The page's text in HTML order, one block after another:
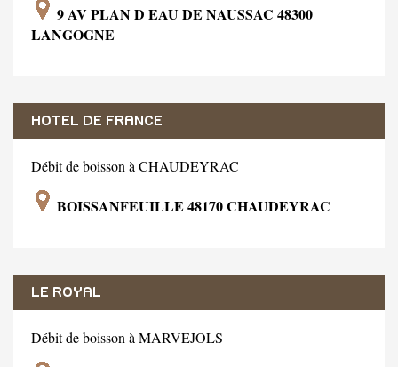
9 AV PLAN D EAU DE NAUSSAC 48300
LANGOGNE
HOTEL DE FRANCE
Débit de boisson à CHAUDEYRAC
BOISSANFEUILLE 48170 CHAUDEYRAC
LE ROYAL
Débit de boisson à MARVEJOLS